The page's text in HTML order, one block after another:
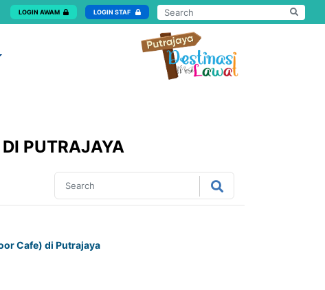
LOGIN AWAM LOGIN STAF
PUTRAJAYA
Cafe) di Putrajaya